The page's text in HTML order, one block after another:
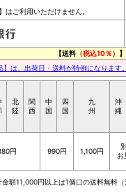
はご利用いただけません。
【送料 （税込10％） 】
】は、出荷日・送料が特例になりま
北
陸
関
西
中
国
四
国
九
州
沖
縄
円 990円 1,100円
お
額11,000円以上は1個口の送料無料（